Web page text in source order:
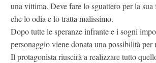
una vittima. Deve fare lo sguattero per la
che lo odia e lo tratta malissimo.
Dopo tutte le speranze infrante e i sogni
personaggio viene donata una possibilità per
Il protagonista riuscirà a realizzare tutto